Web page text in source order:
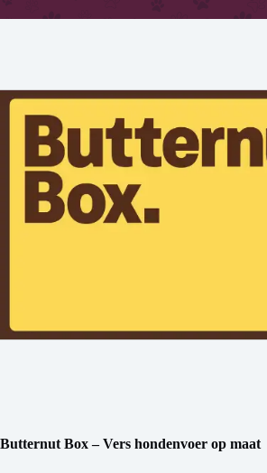
Butternut Box – Vers hondenvoer op maat